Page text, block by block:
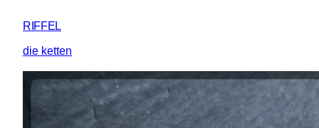
RIFFEL
die ketten